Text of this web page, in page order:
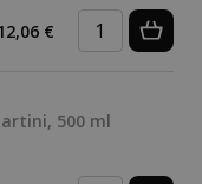
€
500 ml